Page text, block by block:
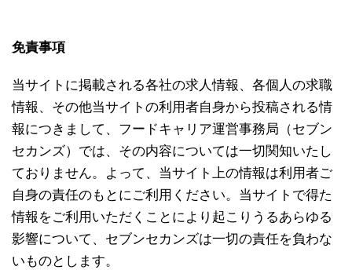
免責事項
当サイトに掲載される各社の求人情報、各個人の求職
情報、その他当サイトの利用者自身から投稿される情
報につきまして、フードキャリア運営事務局（セブン
セカンズ）では、その内容については一切関知いたし
ておりません。よって、当サイト上の情報は利用者ご
自身の責任のもとにご利用ください。当サイトで得た
情報をご利用いただくことにより起こりうるあらゆる
影響について、セブンセカンズは一切の責任を負わな
いものとします。